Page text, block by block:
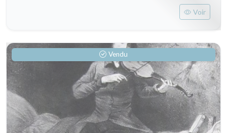
Voir
Vendu